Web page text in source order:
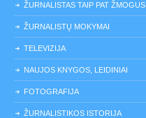
ŽURNALISTAS TAIP PAT ŽMOGUS
ŽURNALISTŲ MOKYMAI
TELEVIZIJA
NAUJOS KNYGOS, LEIDINIAI
FOTOGRAFIJA
ŽURNALISTIKOS ISTORIJA